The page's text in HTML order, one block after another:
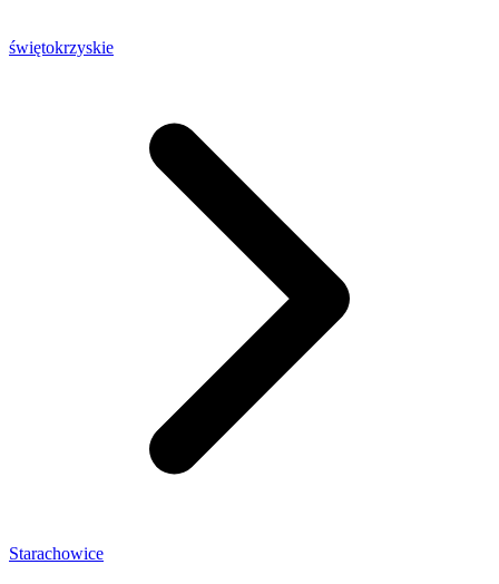
świętokrzyskie
Starachowice